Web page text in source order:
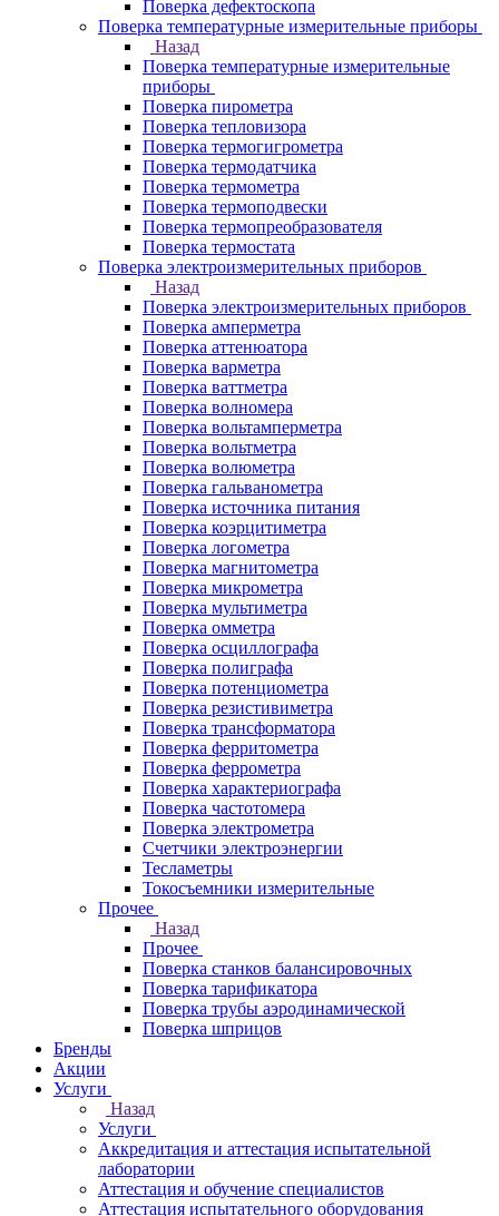
Поверка дефектоскопа
Поверка температурные измерительные приборы
Назад
Поверка температурные измерительные
приборы
Поверка пирометра
Поверка тепловизора
Поверка термогигрометра
Поверка термодатчика
Поверка термометра
Поверка термоподвески
Поверка термопреобразователя
Поверка термостата
Поверка электроизмерительных приборов
Назад
Поверка электроизмерительных приборов
Поверка амперметра
Поверка аттенюатора
Поверка варметра
Поверка ваттметра
Поверка волномера
Поверка вольтамперметра
Поверка вольтметра
Поверка волюметра
Поверка гальванометра
Поверка источника питания
Поверка коэрцитиметра
Поверка логометра
Поверка магнитометра
Поверка микрометра
Поверка мультиметра
Поверка омметра
Поверка осциллографа
Поверка полиграфа
Поверка потенциометра
Поверка резистивиметра
Поверка трансформатора
Поверка ферритометра
Поверка феррометра
Поверка характериографа
Поверка частотомера
Поверка электрометра
Счетчики электроэнергии
Тесламетры
Токосъемники измерительные
Прочее
Назад
Прочее
Поверка станков балансировочных
Поверка тарификатора
Поверка трубы аэродинамической
Поверка шприцов
Бренды
Акции
Услуги
Назад
Услуги
Аккредитация и аттестация испытательной
лаборатории
Аттестация и обучение специалистов
Аттестация испытательного оборудования